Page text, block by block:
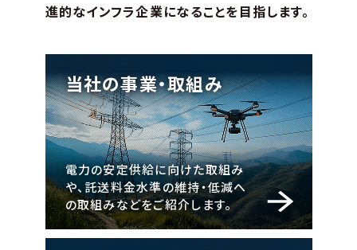
進的なインフラ企業になることを目指します。
当社の事業・取組み
電力の安定供給に向けた取組み
や、託送料金水準の維持・低減へ
の取組みなどをご紹介します。